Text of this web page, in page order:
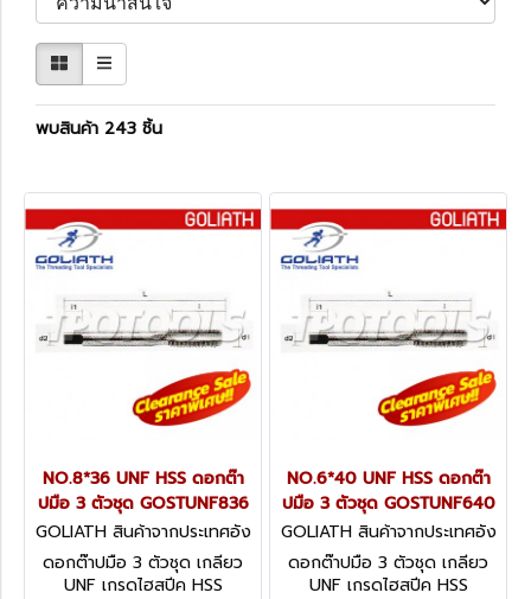
พบสินค้า 243 ชิ้น
NO.8*36 UNF HSS ดอกต๊า
ปมือ 3 ตัวชุด GOSTUNF836
GOLIATH สินค้าจากประเทศอัง
กฤษ GOSTUNF836
ดอกต๊าปมือ 3 ตัวชุด เกลียว
UNF เกรดไฮสปีค HSS
NO.6*40 UNF HSS ดอกต๊า
ปมือ 3 ตัวชุด GOSTUNF640
GOLIATH สินค้าจากประเทศอัง
กฤษ GOSTUNF640
ดอกต๊าปมือ 3 ตัวชุด เกลียว
UNF เกรดไฮสปีค HSS